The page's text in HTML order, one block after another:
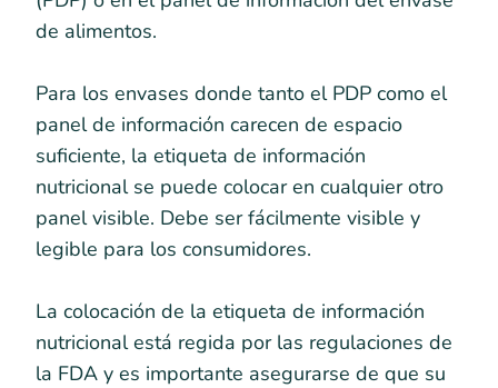
de alimentos.
Para los envases donde tanto el PDP como el
panel de información carecen de espacio
suficiente, la etiqueta de información
nutricional se puede colocar en cualquier otro
panel visible. Debe ser fácilmente visible y
legible para los consumidores.
La colocación de la etiqueta de información
nutricional está regida por las regulaciones de
la FDA y es importante asegurarse de que su